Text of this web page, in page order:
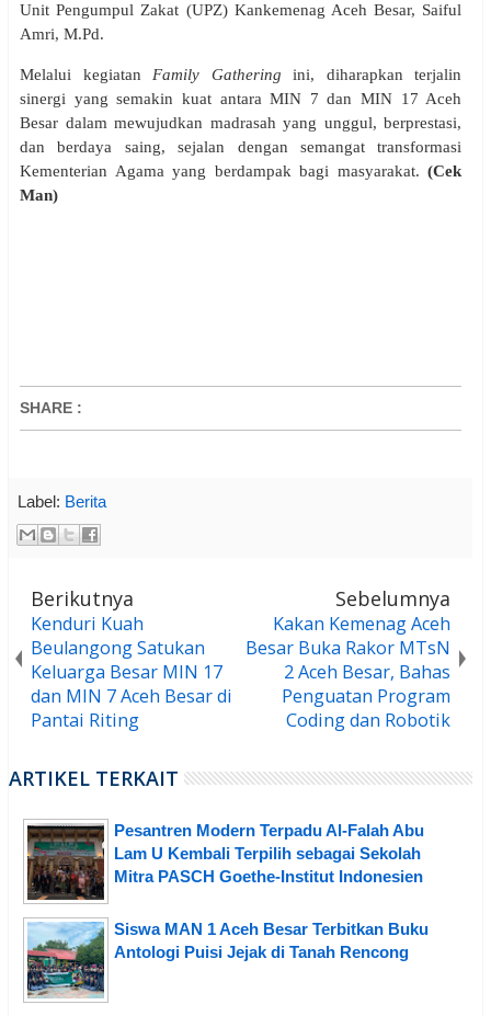
Unit Pengumpul Zakat (UPZ) Kankemenag Aceh Besar, Saiful
Amri, M.Pd.
Melalui kegiatanFamily Gathering ini, diharapkan terjalin
sinergi yang semakin kuat antara MIN 7 dan MIN 17 Aceh
Besar dalam mewujudkan madrasah yang unggul, berprestasi,
dan berdaya saing, sejalan dengan semangat transformasi
Kementerian Agama yang berdampak bagi masyarakat.(Cek
Man)
SHARE :
Label: Berita
Berikutnya
Kenduri Kuah
Beulangong Satukan
Keluarga Besar MIN 17
dan MIN 7 Aceh Besar di
Pantai Riting
Sebelumnya
Kakan Kemenag Aceh
Besar Buka Rakor MTsN
2 Aceh Besar, Bahas
Penguatan Program
Coding dan Robotik
ARTIKEL TERKAIT
Pesantren Modern Terpadu Al-Falah Abu
Lam U Kembali Terpilih sebagai Sekolah
Mitra PASCH Goethe-Institut Indonesien
Siswa MAN 1 Aceh Besar Terbitkan Buku
Antologi Puisi Jejak di Tanah Rencong